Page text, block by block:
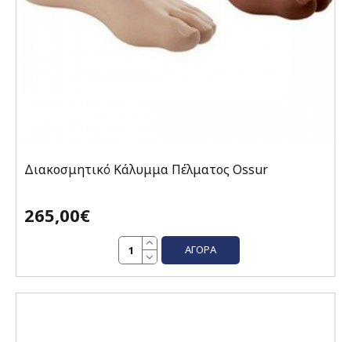
Διακοσμητικό Κάλυμμα Πέλματος Ossur
265,00€
ΑΓΟΡΆ